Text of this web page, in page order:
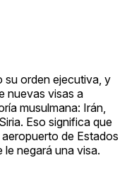
su orden ejecutiva, y
nuevas visas a
musulmana: Irán,
Eso significa que
de Estados
le negará una visa.